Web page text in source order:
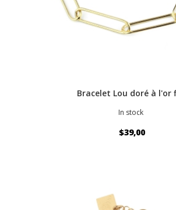
Bracelet Lou doré à l'or
In stock
$39,00